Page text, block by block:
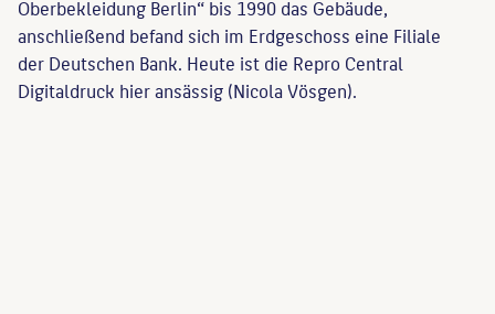
Oberbekleidung Berlin“ bis 1990 das Gebäude,
anschließend befand sich im Erdgeschoss eine Filiale
der Deutschen Bank. Heute ist die Repro Central
Digitaldruck hier ansässig (Nicola Vösgen).